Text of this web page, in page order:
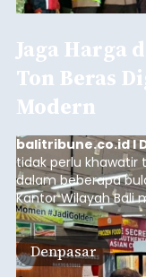
Jaga Harga
Ton Beras
Modern
balitribune.co.id I
tidak perlu khawatir
dalam beberapa
Kantor Wilayah Bali
Beras Pemerintah
aman, bahkan
kebutuhan
Denpasar